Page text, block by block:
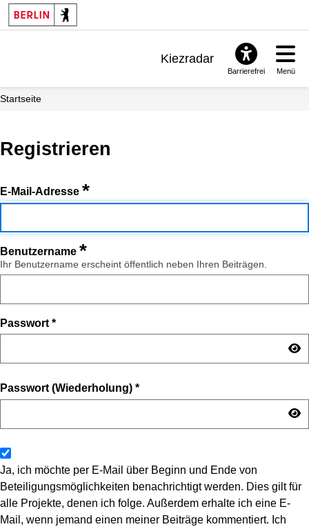
Kiezradar
Barrierefrei Menü
Startseite
Registrieren
E-Mail-Adresse *
Benutzername *
Ihr Benutzername erscheint öffentlich neben Ihren Beiträgen.
Passwort *
Passwort (Wiederholung) *
Ja, ich möchte per E-Mail über Beginn und Ende von
Beteiligungsmöglichkeiten benachrichtigt werden. Dies gilt für
alle Projekte, denen ich folge. Außerdem erhalte ich eine E-
Mail, wenn jemand einen meiner Beiträge kommentiert. Ich